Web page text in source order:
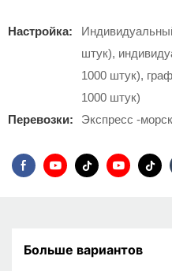
Настройка:
штук),
1000 штук),
1000 штук)
Перевозки:
Экспресс -
Больше вариантов